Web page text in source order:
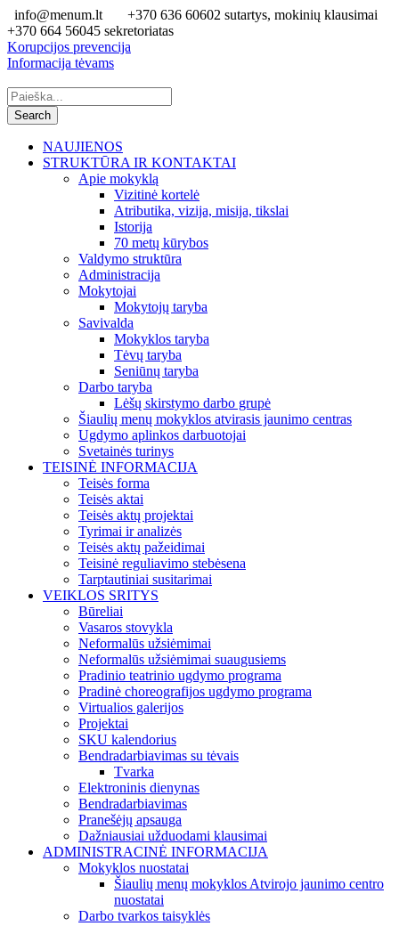
info@menum.lt
+370 636 60602 sutartys, mokinių klausimai
+370 664 56045 sekretoriatas
Korupcijos prevencija
Informacija tėvams
NAUJIENOS
STRUKTŪRA IR KONTAKTAI
Apie mokyklą
Vizitinė kortelė
Atributika, vizija, misija, tikslai
Istorija
70 metų kūrybos
Valdymo struktūra
Administracija
Mokytojai
Mokytojų taryba
Savivalda
Mokyklos taryba
Tėvų taryba
Seniūnų taryba
Darbo taryba
Lėšų skirstymo darbo grupė
Šiaulių menų mokyklos atvirasis jaunimo centras
Ugdymo aplinkos darbuotojai
Svetainės turinys
TEISINĖ INFORMACIJA
Teisės forma
Teisės aktai
Teisės aktų projektai
Tyrimai ir analizės
Teisės aktų pažeidimai
Teisinė reguliavimo stebėsena
Tarptautiniai susitarimai
VEIKLOS SRITYS
Būreliai
Vasaros stovykla
Neformalūs užsiėmimai
Neformalūs užsiėmimai suaugusiems
Pradinio teatrinio ugdymo programa
Pradinė choreografijos ugdymo programa
Virtualios galerijos
Projektai
SKU kalendorius
Bendradarbiavimas su tėvais
Tvarka
Elektroninis dienynas
Bendradarbiavimas
Pranešėjų apsauga
Dažniausiai užduodami klausimai
ADMINISTRACINĖ INFORMACIJA
Mokyklos nuostatai
Šiaulių menų mokyklos Atvirojo jaunimo centro
nuostatai
Darbo tvarkos taisyklės